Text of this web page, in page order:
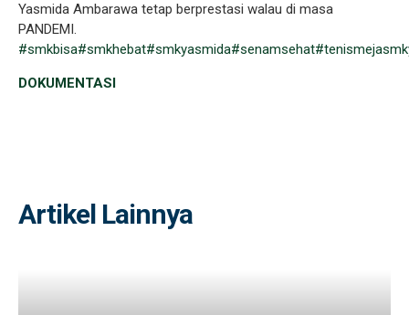
Yasmida Ambarawa tetap berprestasi walau di masa
PANDEMI.
#smkbisa#smkhebat#smkyasmida#senamsehat
DOKUMENTASI
Artikel Lainnya